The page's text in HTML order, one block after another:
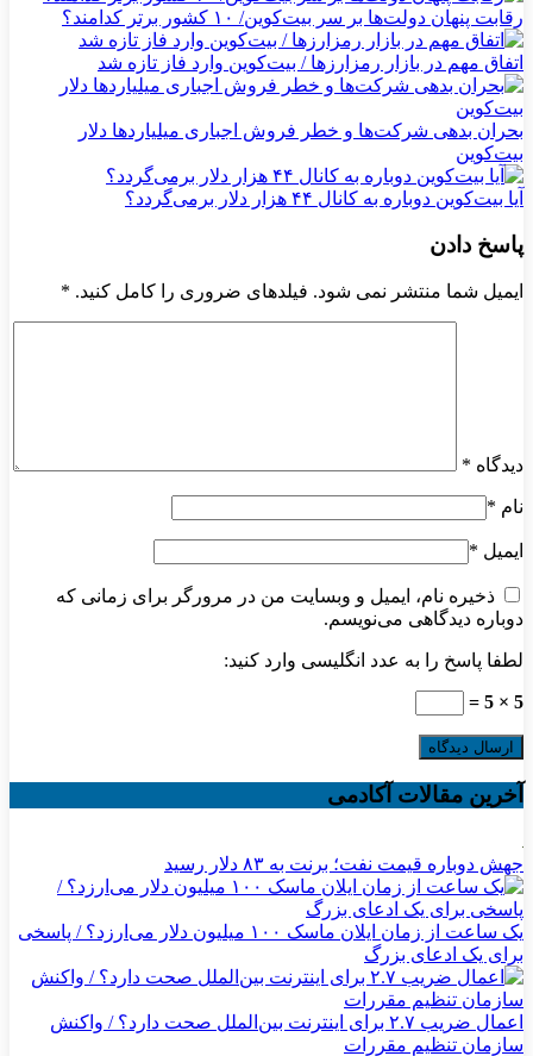
رقابت پنهان دولت‌ها بر سر بیت‌کوین/ ۱۰ کشور برتر کدامند؟
اتفاق مهم در بازار رمزارزها / بیت‌کوین وارد فاز تازه شد
بحران بدهی شرکت‌ها و خطر فروش اجباری میلیاردها دلار
بیت‌کوین
آیا بیت‌کوین دوباره به کانال ۴۴ هزار دلار برمی‌گردد؟
پاسخ دادن
ایمیل شما منتشر نمی شود. فیلدهای ضروری را کامل کنید. *
دیدگاه *
نام *
ایمیل *
ذخیره نام، ایمیل و وبسایت من در مرورگر برای زمانی که
دوباره دیدگاهی می‌نویسم.
لطفا پاسخ را به عدد انگلیسی وارد کنید:
5 × 5 =
آخرین مقالات آکادمی
جهش دوباره قیمت نفت؛ برنت به ۸۳ دلار رسید
یک ساعت از زمان ایلان ماسک ۱۰۰ میلیون دلار می‌ارزد؟ / پاسخی
برای یک ادعای بزرگ
اعمال ضریب ۲.۷ برای اینترنت بین‌الملل صحت دارد؟ / واکنش
سازمان تنظیم مقررات